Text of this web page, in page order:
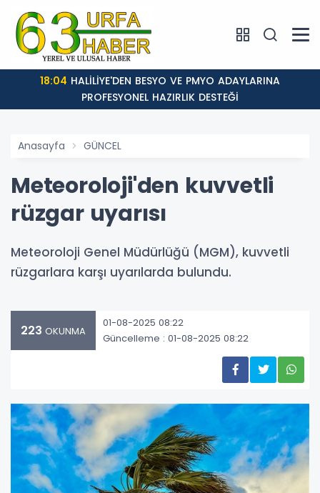
18:04
PROFESYONEL HAZIRLIK DESTEĞİ
Anasayfa GÜNCEL
Meteoroloji'den kuvvetli
rüzgar uyarısı
Meteoroloji Genel Müdürlüğü (MGM), kuvvetli
rüzgarlara karşı uyarılarda bulundu.
223 OKUNMA
01-08-2025 08:22
Güncelleme : 01-08-2025 08:22